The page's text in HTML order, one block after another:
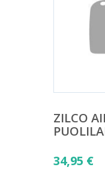
ZILCO
34,95 €